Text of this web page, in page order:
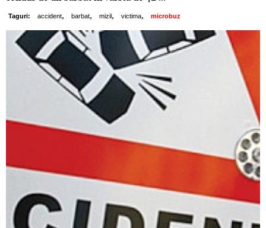
Taguri: accident, barbat, mizil , victima, microbuz